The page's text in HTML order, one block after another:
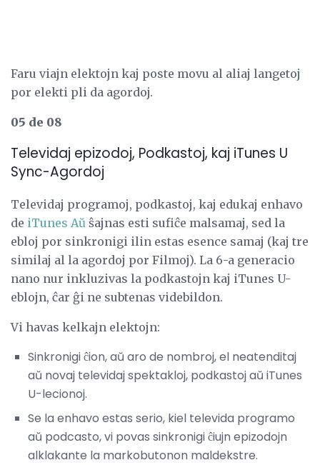
Faru viajn elektojn kaj poste movu al aliaj langetoj
por elekti pli da agordoj.
05 de 08
Televidaj epizodoj, Podkastoj, kaj iTunes U
Sync-Agordoj
Televidaj programoj, podkastoj, kaj edukaj enhavo
de iTunes Aŭ ŝajnas esti sufiĉe malsamaj, sed la
ebloj por sinkronigi ilin estas esence samaj (kaj tre
similaj al la agordoj por Filmoj). La 6-a generacio
nano nur inkluzivas la podkastojn kaj iTunes U-
eblojn, ĉar ĝi ne subtenas videbildon.
Vi havas kelkajn elektojn:
Sinkronigi ĉion, aŭ aro de nombroj, el neatenditaj
aŭ novaj televidaj spektakloj, podkastoj aŭ iTunes
U-lecionoj.
Se la enhavo estas serio, kiel televida programo
aŭ podcasto, vi povas sinkronigi ĉiujn epizodojn
alklakante la markobutonon maldekstre.